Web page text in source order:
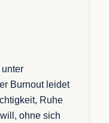
unter
Burnout leidet
Ruhe
ohne sich